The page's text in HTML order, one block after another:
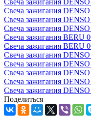
Свеча зажигания
Свеча зажигания
Свеча зажигания
Свеча зажигания BERU
Свеча зажигания BERU
Свеча зажигания
Свеча зажигания
Свеча зажигания
Свеча зажигания
Свеча зажигания
Поделиться